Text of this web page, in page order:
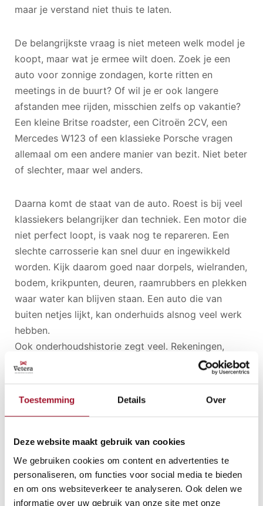
Toestemming Details Over
Deze website maakt gebruik van cookies
We gebruiken cookies om content en advertenties te
personaliseren, om functies voor social media te bieden
en om ons websiteverkeer te analyseren. Ook delen we
informatie over uw gebruik van onze site met onze
maar je verstand niet thuis te laten.
De belangrijkste vraag is niet meteen welk model je
koopt, maar wat je ermee wilt doen. Zoek je een
auto voor zonnige zondagen, korte ritten en
meetings in de buurt? Of wil je er ook langere
afstanden mee rijden, misschien zelfs op vakantie?
Een kleine Britse roadster, een Citroën 2CV, een
Mercedes W123 of een klassieke Porsche vragen
allemaal om een andere manier van bezit. Niet beter
of slechter, maar wel anders.
Daarna komt de staat van de auto. Roest is bij veel
klassiekers belangrijker dan techniek. Een motor die
niet perfect loopt, is vaak nog te repareren. Een
slechte carrosserie kan snel duur en ingewikkeld
worden. Kijk daarom goed naar dorpels, wielranden,
bodem, krikpunten, deuren, raamrubbers en plekken
waar water kan blijven staan. Een auto die van
buiten netjes lijkt, kan onderhuids alsnog veel werk
hebben.
Ook onderhoudshistorie zegt veel. Rekeningen,
oude keuringsrapporten, taxatierapporten en
documentatie maken een klassieker niet alleen
aantrekkelijker, maar geven ook vertrouwen. Je ziet
glimmende laklaag, maar op de lange termijn vaak
waardevoller.
Maak altijd een goede proefrit. Niet alleen een